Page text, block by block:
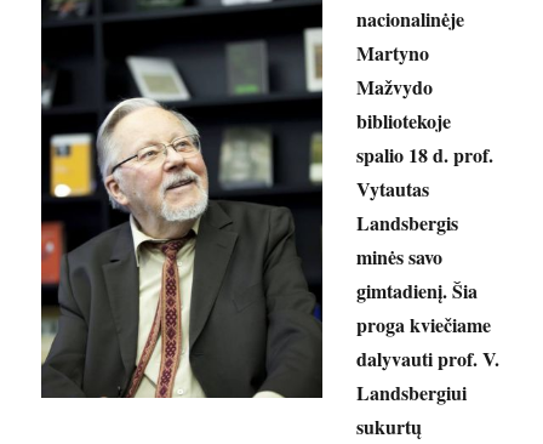
nacionalinėje
Martyno
Mažvydo
bibliotekoje
spalio 18 d. prof.
Vytautas
Landsbergis
minės savo
gimtadienį. Šia
proga kviečiame
dalyvauti prof. V.
Landsbergiui
sukurtų